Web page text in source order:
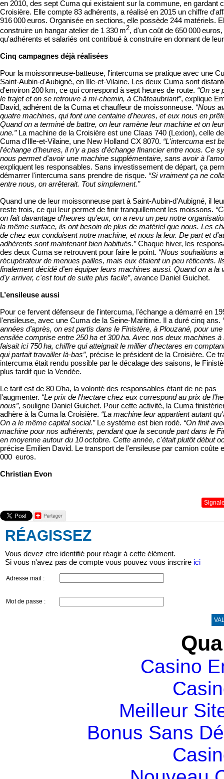
en 2010, des sept Cuma qui existaient sur la commune, en gardant
Croisière. Elle compte 83 adhérents, a réalisé en 2015 un chiffre
916 000 euros. Organisée en sections, elle possède 244 matériels.
construire un hangar atelier de 1 330 m2, d'un coût de 650 000 euros,
qu'adhérents et salariés ont contribué à construire en donnant de
Cinq campagnes déjà réalisées
Pour la moissonneuse-batteuse, l'intercuma se pratique avec une
Saint-Aubin-d'Aubigné, en Ille-et-Vilaine. Les deux Cuma sont
d'environ 200 km, ce qui correspond à sept heures de route. “On se
le trajet et on se retrouve à mi-chemin, à Châteaubriant”, explique
David, adhérent de la Cuma et chauffeur de moissonneuse. “Nous
quatre machines, qui font une centaine d'heures, et eux nous en
Quand on a terminé de battre, on leur ramène leur machine et on
une.”La machine de la Croisière est une Claas 740 (Lexion), celle
Cuma d'Ille-et-Vilaine, une New Holland CX 8070. “L'intercuma est
l'échange d'heures, il n'y a pas d'échange financier entre nous. Ce
nous permet d'avoir une machine supplémentaire, sans avoir à
expliquent les responsables. Sans investissement de départ, ça
démarrer l'intercuma sans prendre de risque. “Si vraiment ça ne
entre nous, on arrêterait. Tout simplement.”
Quand une de leur moissonneuse part à Saint-Aubin-d'Aubigné, il
reste trois, ce qui leur permet de finir tranquillement les moissons.
on fait davantage d'heures qu'eux, on a revu un peu notre
la même surface, ils ont besoin de plus de matériel que nous. Les
de chez eux conduisent notre machine, et nous la leur. De part et
adhérents sont maintenant bien habitués.”Chaque hiver, les
des deux Cuma se retrouvent pour faire le point. “Nous souhaitions
récupérateur de menues pailles, mais eux étaient un peu réticents.
finalement décidé d'en équiper leurs machines aussi. Quand on a la
d'y arriver, c'est tout de suite plus facile”, avance Daniel Guichet.
L’ensileuse aussi
Pour ce fervent défenseur de l'intercuma, l'échange a démarré en
l'ensileuse, avec une Cuma de la Seine-Maritime. Il a duré cinq ans.
années d'après, on est partis dans le Finistère, à Plouzané, pour
ensilée comprise entre 250 ha et 300 ha. Avec nos deux machines à
faisait ici 750 ha, chiffre qui atteignait le millier d'hectares en
qui partait travailler là-bas”, précise le président de la Croisière. Ce
intercuma était rendu possible par le décalage des saisons, le
plus tardif que la Vendée.
Le tarif est de 80 €/ha, la volonté des responsables étant de ne pas
l'augmenter. “Le prix de l'hectare chez eux correspond au prix de
nous”, souligne Daniel Guichet. Pour cette activité, la Cuma
adhère à la Cuma la Croisière. “La machine leur appartient autant
On a le même capital social.”Le système est bien rodé. “On finit
machine pour nos adhérents, pendant que la seconde part dans le
en moyenne autour du 10 octobre. Cette année, c'était plutôt début
précise Emilien David. Le transport de l'ensileuse par camion coûte
000 euros.
Christian Evon
RÉAGISSEZ
Vous devez etre identifié pour réagir à cette élément.
Si vous n'avez pas de compte vous pouvez vous inscrire ici
Adresse mail :
Mot de passe :
Casino
Meilleur
Bonus Sans